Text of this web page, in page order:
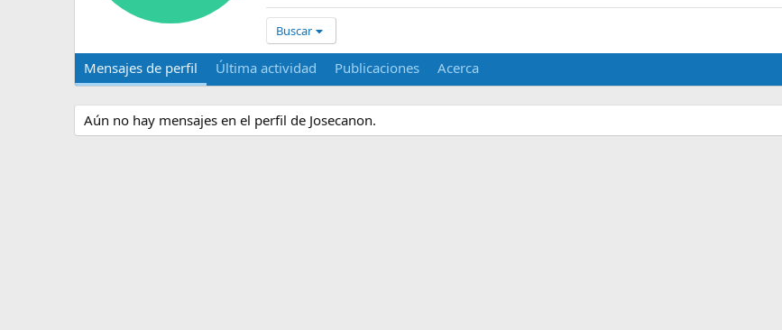
Buscar
Mensajes de perfil Última actividad Publicaciones Acerca
Aún no hay mensajes en el perfil de Josecanon.